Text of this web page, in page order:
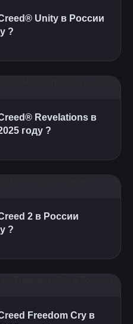
Unity в России
?
Revelations в
году ?
России
?
Freedom Cry в